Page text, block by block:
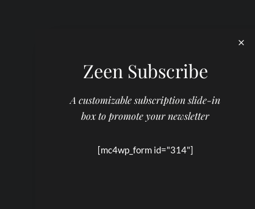
Zeen Subscribe
A customizable subscription slide-in
box to promote your newsletter
[mc4wp_form id="314"]